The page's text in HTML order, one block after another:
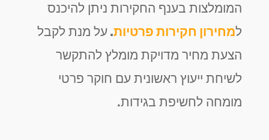
המומלצות בענף החקירות ניתן להיכנס
למחירון חקירות פרטיות. על מנת לקבל
הצעת מחיר מדויקת מומלץ להתקשר
לשיחת ייעוץ ראשונית עם חוקר פרטי
מומחה לחשיפת בגידות.